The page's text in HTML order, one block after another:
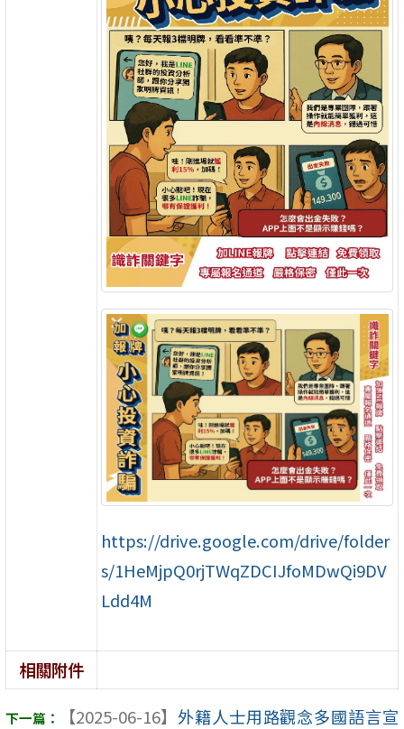
https://drive.google.com/drive/folder
s/1HeMjpQ0rjTWqZDCIJfoMDwQi9DV
Ldd4M
相關附件
【2025-06-16】 外籍人士用路觀念多國語言宣